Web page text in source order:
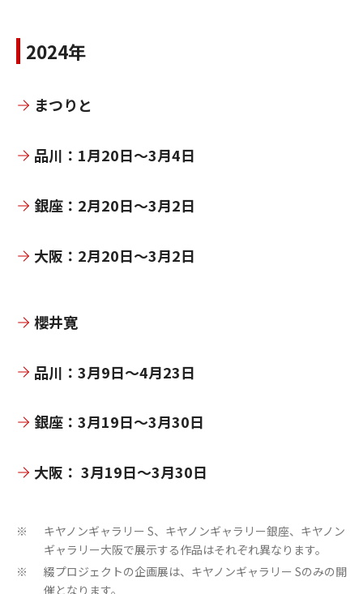
2024年
まつりと
品川：1月20日～3月4日
銀座：2月20日～3月2日
大阪：2月20日～3月2日
櫻井寛
品川：3月9日～4月23日
銀座：3月19日～3月30日
大阪： 3月19日～3月30日
※
キヤノンギャラリー S、キヤノンギャラリー銀座、キヤノン
ギャラリー大阪で展示する作品はそれぞれ異なります。
※
綴プロジェクトの企画展は、キヤノンギャラリー Sのみの開
催となります。